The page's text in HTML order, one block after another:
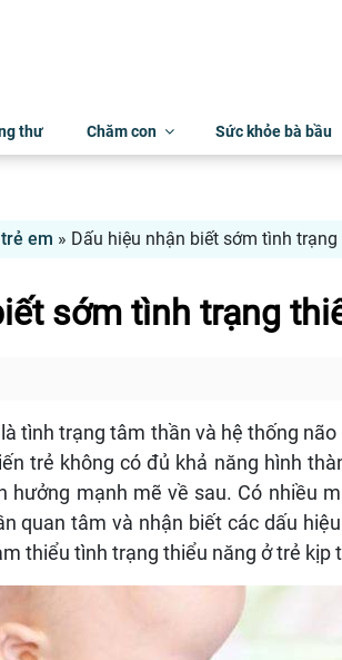
thư Chăm con Sức khỏe bà bầu
em » Dấu hiệu nhận biết sớm tình
sớm tình trạng
tình trạng tâm thần và hệ thống
trẻ không có đủ khả năng hình
hưởng mạnh mẽ về sau. Có nhiều
quan tâm và nhận biết các dấu
thiểu tình trạng thiểu năng ở trẻ kịp